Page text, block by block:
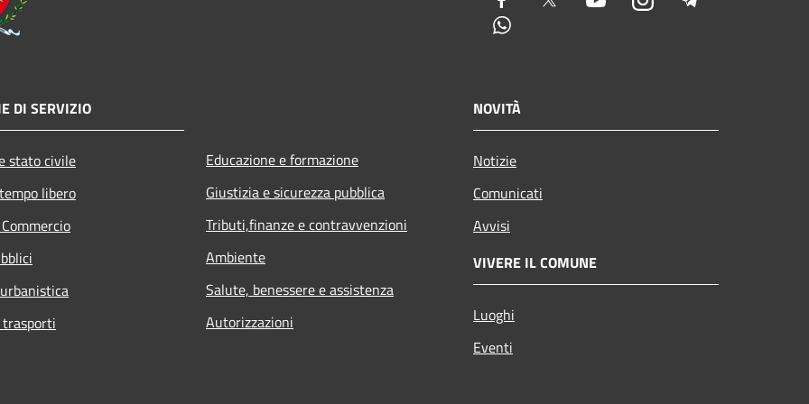
DI SERVIZIO
stato civile
libero
Educazione e formazione
Giustizia e sicurezza pubblica
Tributi,finanze e contravvenzioni
Ambiente
Salute, benessere e assistenza
Autorizzazioni
NOVITÀ
Notizie
Comunicati
Avvisi
VIVERE IL COMUNE
Luoghi
Eventi